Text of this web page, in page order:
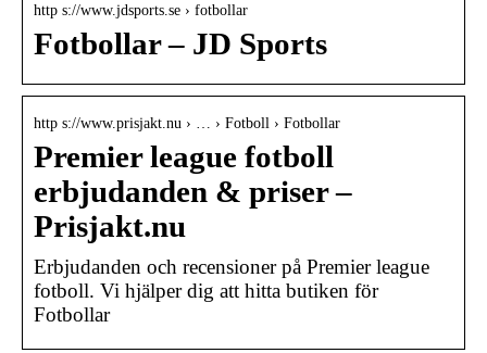
http s://www.jdsports.se › fotbollar
Fotbollar – JD Sports
http s://www.prisjakt.nu › … › Fotboll › Fotbollar
Premier league fotboll
erbjudanden & priser –
Prisjakt.nu
Erbjudanden och recensioner på Premier league
fotboll. Vi hjälper dig att hitta butiken för
Fotbollar